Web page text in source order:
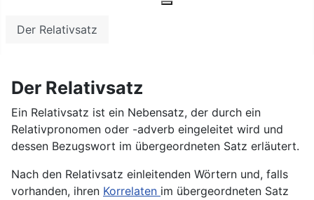
Der Relativsatz
Der Relativsatz
Ein Relativsatz ist ein Nebensatz, der durch ein
Relativpronomen oder -adverb eingeleitet wird und
dessen Bezugswort im übergeordneten Satz erläutert.
Nach den Relativsatz einleitenden Wörtern und, falls
vorhanden, ihren Korrelaten im übergeordneten Satz